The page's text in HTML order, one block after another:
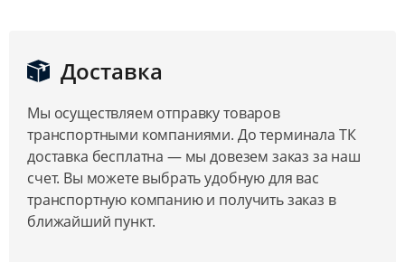
Доставка
Мы осуществляем отправку товаров
транспортными компаниями. До терминала ТК
доставка бесплатна — мы довезем заказ за наш
счет. Вы можете выбрать удобную для вас
транспортную компанию и получить заказ в
ближайший пункт.